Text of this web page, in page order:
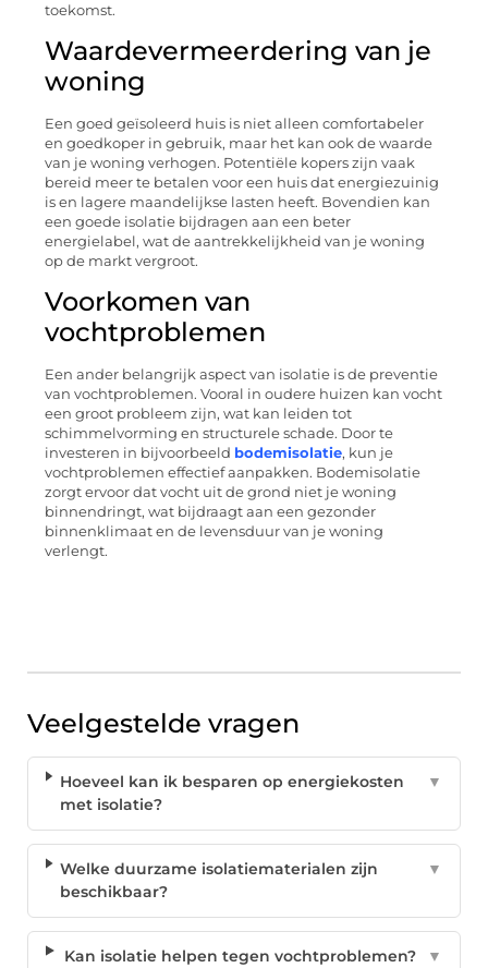
toekomst.
Waardevermeerdering van je
woning
Een goed geïsoleerd huis is niet alleen comfortabeler
en goedkoper in gebruik, maar het kan ook de waarde
van je woning verhogen. Potentiële kopers zijn vaak
bereid meer te betalen voor een huis dat energiezuinig
is en lagere maandelijkse lasten heeft. Bovendien kan
een goede isolatie bijdragen aan een beter
energielabel, wat de aantrekkelijkheid van je woning
op de markt vergroot.
Voorkomen van
vochtproblemen
Een ander belangrijk aspect van isolatie is de preventie
van vochtproblemen. Vooral in oudere huizen kan vocht
een groot probleem zijn, wat kan leiden tot
schimmelvorming en structurele schade. Door te
investeren in bijvoorbeeld bodemisolatie, kun je
vochtproblemen effectief aanpakken. Bodemisolatie
zorgt ervoor dat vocht uit de grond niet je woning
binnendringt, wat bijdraagt aan een gezonder
binnenklimaat en de levensduur van je woning
verlengt.
Veelgestelde vragen
Hoeveel kan ik besparen op energiekosten
met isolatie?
▼
Welke duurzame isolatiematerialen zijn
beschikbaar?
▼
Kan isolatie helpen tegen vochtproblemen? ▼